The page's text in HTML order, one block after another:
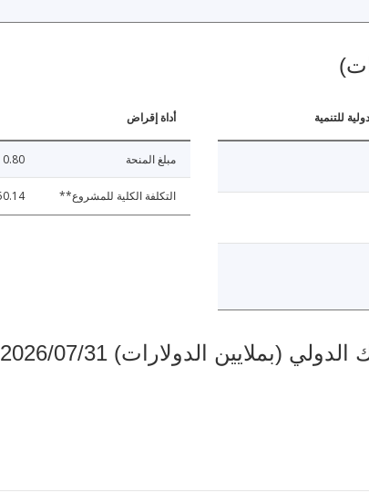
للتنمية أداة إقراض
مبلغ المنحة 0.80
التكلفة الكلية للمشروع**
الدولارات) 2026/07/31